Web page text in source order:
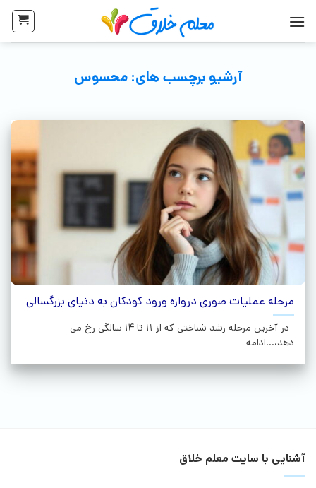
آرشیو برچسب های:محسوس
مرحله عملیات صوری دروازه ورود کودکان به دنیای بزرگسالی
در آخرین مرحله رشد شناختی که از 11 تا 14 سالگی رخ می
دهد،...ادامه
آشنایی با سایت معلم خلاق